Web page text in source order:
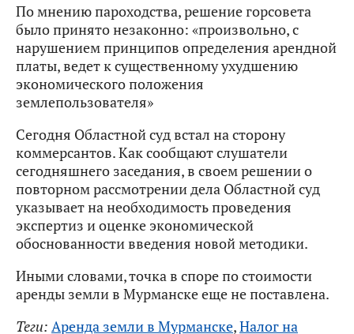
По мнению пароходства, решение горсовета
было принято незаконно: «произвольно, с
нарушением принципов определения арендной
платы, ведет к существенному ухудшению
экономического положения
землепользователя»
Сегодня Областной суд встал на сторону
коммерсантов. Как сообщают слушатели
сегодняшнего заседания, в своем решении о
повторном рассмотрении дела Областной суд
указывает на необходимость проведения
экспертиз и оценке экономической
обоснованности введения новой методики.
Иными словами, точка в споре по стоимости
аренды земли в Мурманске еще не поставлена.
Теги: Аренда земли в Мурманске,Налог на